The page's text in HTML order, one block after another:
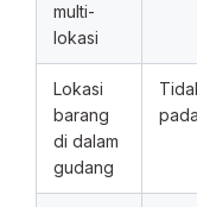
multi-
lokasi
Lokasi
barang
di dalam
gudang